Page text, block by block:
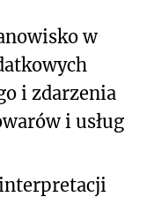
w
i zdarzenia
i usług